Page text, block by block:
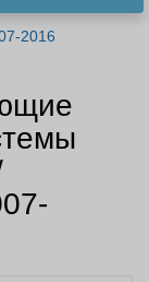
2016